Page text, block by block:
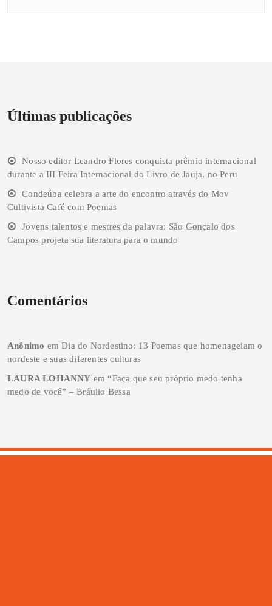
Últimas publicações
Nosso editor Leandro Flores conquista prêmio internacional
durante a III Feira Internacional do Livro de Jauja, no Peru
Condeúba celebra a arte do encontro através do Mov
Cultivista Café com Poemas
Jovens talentos e mestres da palavra: São Gonçalo dos
Campos projeta sua literatura para o mundo
Comentários
Anônimo emDia do Nordestino: 13 Poemas que homenageiam o
nordeste e suas diferentes culturas
LAURA LOHANNY em“Faça que seu próprio medo tenha
medo de você” – Bráulio Bessa